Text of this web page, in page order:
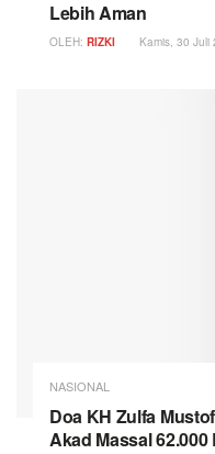
Lebih Aman
OLEH: RIZKI Kamis, 30 Juli
NASIONAL
Doa KH Zulfa
Akad Massal